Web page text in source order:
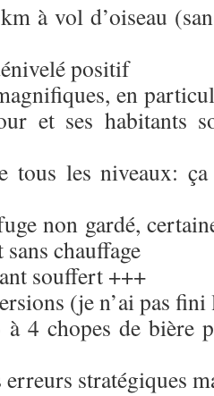
à vol d’oiseau
positif
en
et ses habitants
tous les niveaux:
non gardé,
sans chauffage
souffert +++
(je n’ai pas
à 4 chopes de bière
erreurs stratégiques